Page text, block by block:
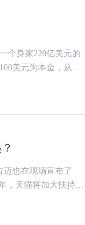
个身家220亿美元的
美元为本金，从零
迈也在现场宣布了
，天猫将加大扶持中